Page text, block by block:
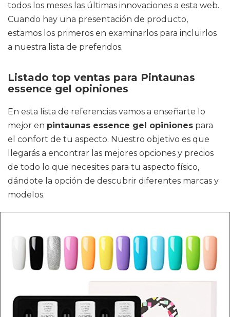
todos los meses las últimas innovaciones a esta web.
Cuando hay una presentación de producto,
estamos los primeros en examinarlos para incluirlos
a nuestra lista de preferidos.
Listado top ventas para Pintaunas
essence gel opiniones
En esta lista de referencias vamos a enseñarte lo
mejor en pintaunas essence gel opiniones para
el confort de tu aspecto. Nuestro objetivo es que
llegarás a encontrar las mejores opciones y precios
de todo lo que necesites para tu aspecto físico,
dándote la opción de descubrir diferentes marcas y
modelos.